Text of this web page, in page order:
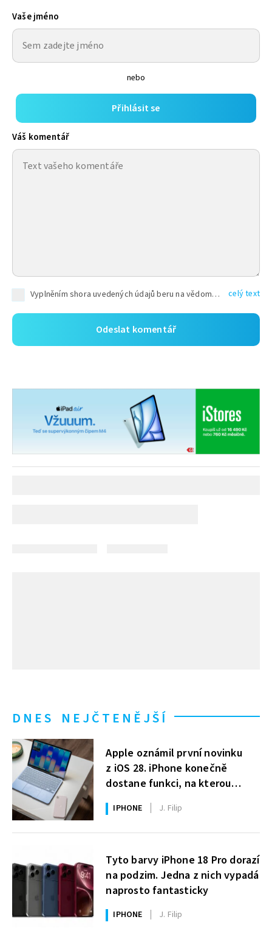
Vaše jméno
nebo
Přihlásit se
Váš komentář
Vyplněním shora uvedených údajů beru na vědomí, že společnost TEXT FACTORY s.r.o., sídlem Brno, Durďákova 336/29, Černá Pole, PSČ: 613 00, IČ: 06157831, zapsané u Krajského soudu v Brně, oddíl C, vložka 100399, bude zpracovávat mé osobní údaje uvedené v rámci mnou vyplněného registračního formuláře na základě oprávněných zájmů TEXT FACTORY s.r.o. dle čl. 6 odst. 1 písm. f) GDPR a pro splnění právních povinností (čl. 6 odst. 1 písm. c) GDPR), a to pro tyto účely: nezbytnost zajistit oprávnění návštěvníka webových stránek provozovaných společností TEXT FACTORY s.r.o. přispívat aktivně ke zveřejněným článkům nebo v rámci diskusních fór a výkon práv TEXT FACTORY s.r.o. jako administrátora těchto diskusních fór. Více informací o zpracování osobních údajů a právech lze nalézt v celý text
DNES NEJČTENĚJŠÍ
Apple oznámil první novinku
z iOS 28. iPhone konečně
dostane funkci, na kterou
uživatelé Windows čekají roky
IPHONE J. Filip
Tyto barvy iPhone 18 Pro dorazí
na podzim. Jedna z nich vypadá
naprosto fantasticky
IPHONE J. Filip